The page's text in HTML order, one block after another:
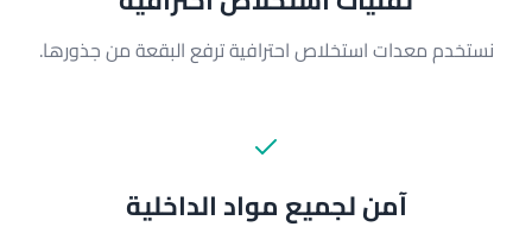
نستخدم معدات استخلاص احترافية ترفع البقعة من جذورها.
آمن لجميع مواد الداخلية